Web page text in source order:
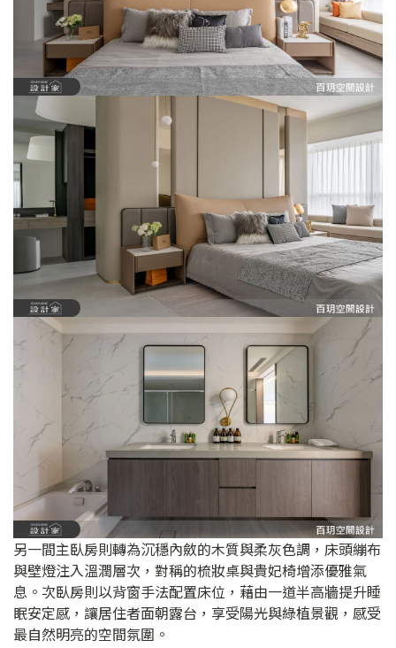
另一間主臥房則轉為沉穩內斂的木質與柔灰色調，床頭繃布
與壁燈注入溫潤層次，對稱的梳妝桌與貴妃椅增添優雅氣
息。次臥房則以背窗手法配置床位，藉由一道半高牆提升睡
眠安定感，讓居住者面朝露台，享受陽光與綠植景觀，感受
最自然明亮的空間氛圍。